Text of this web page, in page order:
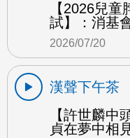
【2026兒
試】：消基
2026/07/20
漢聲下午茶
【許世麟中
貞在夢中相